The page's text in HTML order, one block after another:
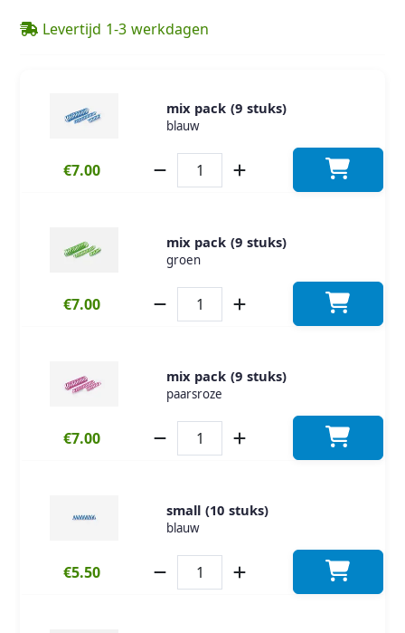
Levertijd 1-3 werkdagen
mix pack (9 stuks)
blauw
€7.00
mix pack (9 stuks)
groen
€7.00
mix pack (9 stuks)
paarsroze
€7.00
small (10 stuks)
blauw
€5.50